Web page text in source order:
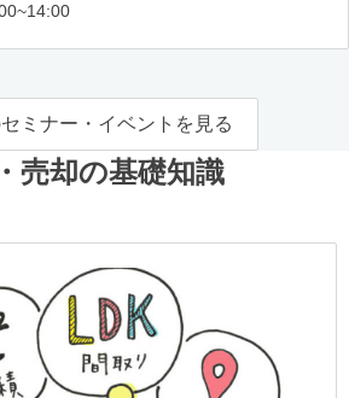
ミナー・イベントを見る
売却の基礎知識